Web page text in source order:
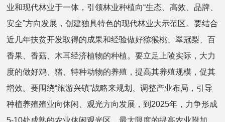
业和现代林业于一体，引领林业种植向“生态、高效、品牌、
安全”方向发展，创建独具特色的现代林业大示范区。要结合
近几年扶贫开发取得的成果和经验做好猕猴桃、翠冠梨、百
香果、香菇、木耳经济植物的种植。要立足上陵实际，大力
度的做好鸡、猪、特种动物的养殖，提高其养殖规模，促其
增效。要围绕“旅游兴镇”战略来规划、调整产业布局，引导
种植养殖殖业向休闲、观光方向发展，到2025年，力争形成
5-10处成熟的农业休闲观光区，最大限度的提高农业附加